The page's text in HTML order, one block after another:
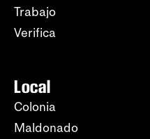
Trabajo
Verifica
Local
Colonia
Maldonado